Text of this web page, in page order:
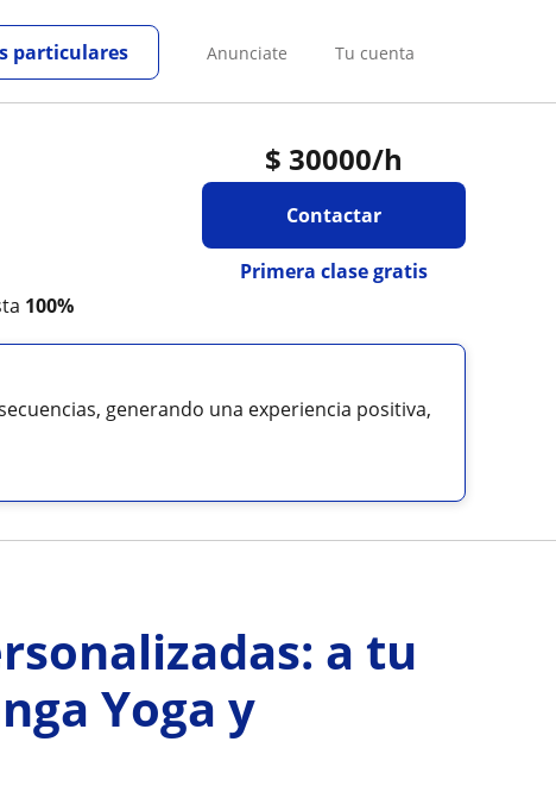
Anunciate Tu cuenta
particulares
$ 30000/h
Contactar
Primera clase gratis
100%
generando una experiencia positiva,
a tu
Yoga y